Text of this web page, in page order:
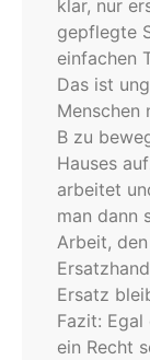
klar, nur
gepflegte
einfachen
Das ist
Menschen
B zu
Hauses
arbeitet
man dann
Arbeit,
Ersatz
Fazit:
ein Recht